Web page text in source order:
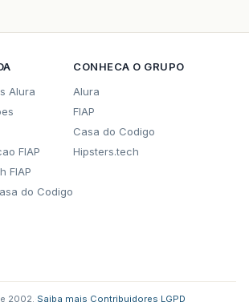
Alura
FIAP
FIAP
do Codigo
CONHECA O GRUPO
Alura
FIAP
Casa do Codigo
Hipsters.tech
2002. Saiba mais Contribuidores LGPD